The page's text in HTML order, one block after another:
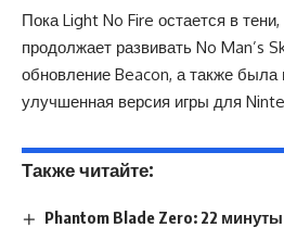
Пока Light No Fire остается в
продолжает развивать No Man’s
обновление Beacon, а также была
улучшенная версия игры для
Также читайте:
Phantom Blade Zero: 22